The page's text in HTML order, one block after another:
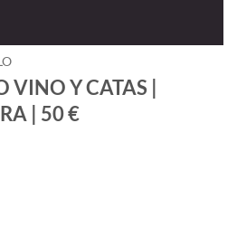
VINO Y CATAS |
| 50 €